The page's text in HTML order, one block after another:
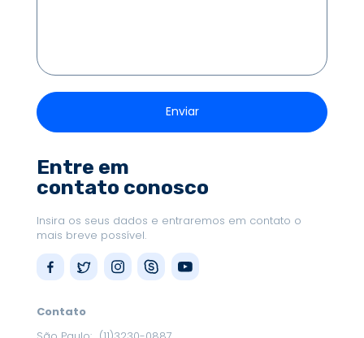
Entre em
contato conosco
Insira os seus dados e entraremos em contato o
mais breve possível.
Contato